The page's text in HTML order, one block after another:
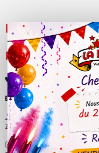
NOS PRODUITS
LÉGAL
+33 (0)4 50 40 81 00
contact@ladrolerie.fr
38 Rue de la Maladière
Z.A de la maladiere 01210
Ma-Ve : 9h30 - 12h30 |